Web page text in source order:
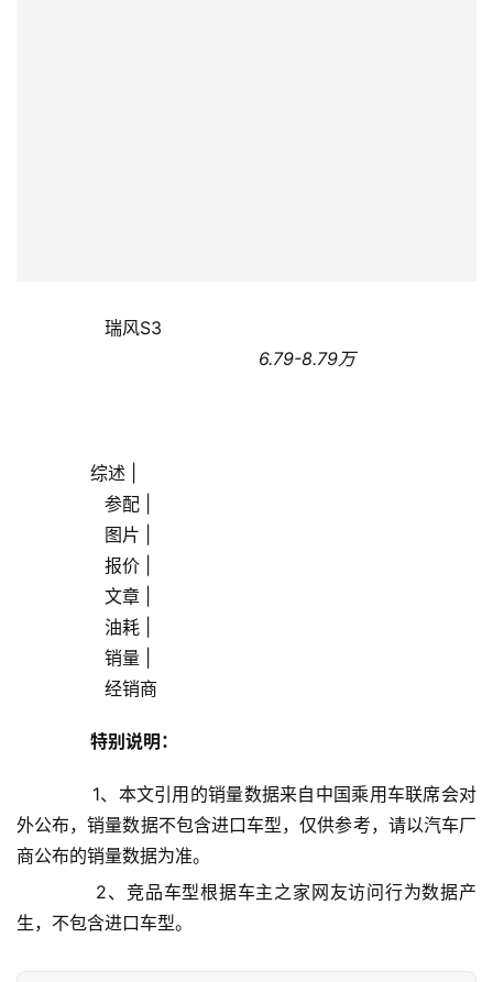
关
们
                瑞风S3
                                            6.79-8.79万
综述 |
                参配 |
                图片 |
                报价 |
                文章 |
                油耗 |
                销量 |
                经销商
特别说明：
1、本文引用的销量数据来自中国乘用车联席会对
外公布，销量数据不包含进口车型，仅供参考，请以汽车厂
商公布的销量数据为准。
2、竞品车型根据车主之家网友访问行为数据产
生，不包含进口车型。